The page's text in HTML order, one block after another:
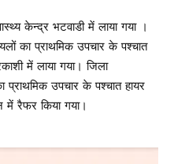
केन्द्र भटवाडी में लाया गया ।
का प्राथमिक उपचार के पश्चात
में लाया गया। जिला
प्राथमिक उपचार के पश्चात हायर
रैफर किया गया।